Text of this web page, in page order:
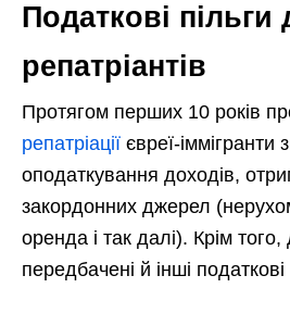
Податкові пільги
репатріантів
Протягом перших 10 років
репатріації євреї-іммігранти
оподаткування доходів,
закордонних джерел
оренда і так далі). Крім того,
передбачені й інші